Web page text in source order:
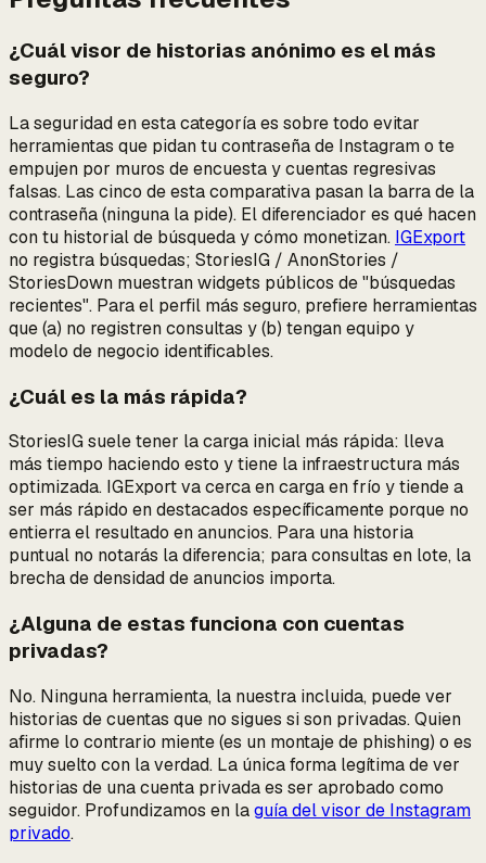
¿Cuál visor de historias anónimo es el más
seguro?
La seguridad en esta categoría es sobre todo evitar
herramientas que pidan tu contraseña de Instagram o te
empujen por muros de encuesta y cuentas regresivas
falsas. Las cinco de esta comparativa pasan la barra de la
contraseña (ninguna la pide). El diferenciador es qué hacen
con tu historial de búsqueda y cómo monetizan. IGExport
no registra búsquedas; StoriesIG / AnonStories /
StoriesDown muestran widgets públicos de "búsquedas
recientes". Para el perfil más seguro, prefiere herramientas
que (a) no registren consultas y (b) tengan equipo y
modelo de negocio identificables.
¿Cuál es la más rápida?
StoriesIG suele tener la carga inicial más rápida: lleva
más tiempo haciendo esto y tiene la infraestructura más
optimizada. IGExport va cerca en carga en frío y tiende a
ser más rápido en destacados específicamente porque no
entierra el resultado en anuncios. Para una historia
puntual no notarás la diferencia; para consultas en lote, la
brecha de densidad de anuncios importa.
¿Alguna de estas funciona con cuentas
privadas?
No. Ninguna herramienta, la nuestra incluida, puede ver
historias de cuentas que no sigues si son privadas. Quien
afirme lo contrario miente (es un montaje de phishing) o es
muy suelto con la verdad. La única forma legítima de ver
historias de una cuenta privada es ser aprobado como
seguidor. Profundizamos en laguía del visor de Instagram
privado.